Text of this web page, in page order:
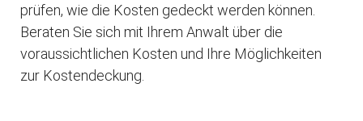
prüfen, wie die Kosten gedeckt werden können.
Beraten Sie sich mit Ihrem Anwalt über die
voraussichtlichen Kosten und Ihre Möglichkeiten
zur Kostendeckung.